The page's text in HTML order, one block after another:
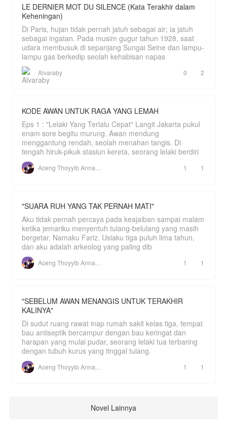
menyerah? Ikutin terus yuk ceritanya.
LE DERNIER MOT DU SILENCE (Kata Terakhir dalam
Keheningan)
Di Paris, hujan tidak pernah jatuh sebagai air; ia jatuh
sebagai ingatan. Pada musim gugur tahun 1928, saat
udara membusuk di sepanjang Sungai Seine dan lampu-
lampu gas berkedip seolah kehabisan napas
Alvaraby 0 2
KODE AWAN UNTUK RAGA YANG LEMAH
Eps 1 : "Lelaki Yang Terlalu Cepat" Langit Jakarta pukul
enam sore begitu murung. Awan mendung
menggantung rendah, seolah menahan tangis. Di
tengah hiruk-pikuk stasiun kereta, seorang lelaki berdiri
1 1
"SUARA RUH YANG TAK PERNAH MATI"
Aku tidak pernah percaya pada keajaiban sampai malam
ketika jemariku menyentuh tulang-belulang yang masih
bergetar. Namaku Fariz. Usiaku tiga puluh lima tahun,
dan aku adalah arkeolog yang paling dib
1 1
"SEBELUM AWAN MENANGIS UNTUK TERAKHIR
KALINYA"
Di sudut ruang rawat inap rumah sakit kelas tiga, tempat
bau antiseptik bercampur dengan bau keringat dan
harapan yang mulai pudar, seorang lelaki tua terbaring
dengan tubuh kurus yang tinggal tulang.
1 1
Novel Lainnya